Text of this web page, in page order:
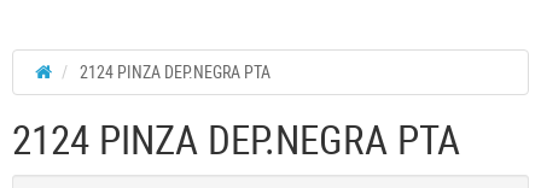
2124 PINZA DEP.NEGRA PTA
2124 PINZA DEP.NEGRA PTA